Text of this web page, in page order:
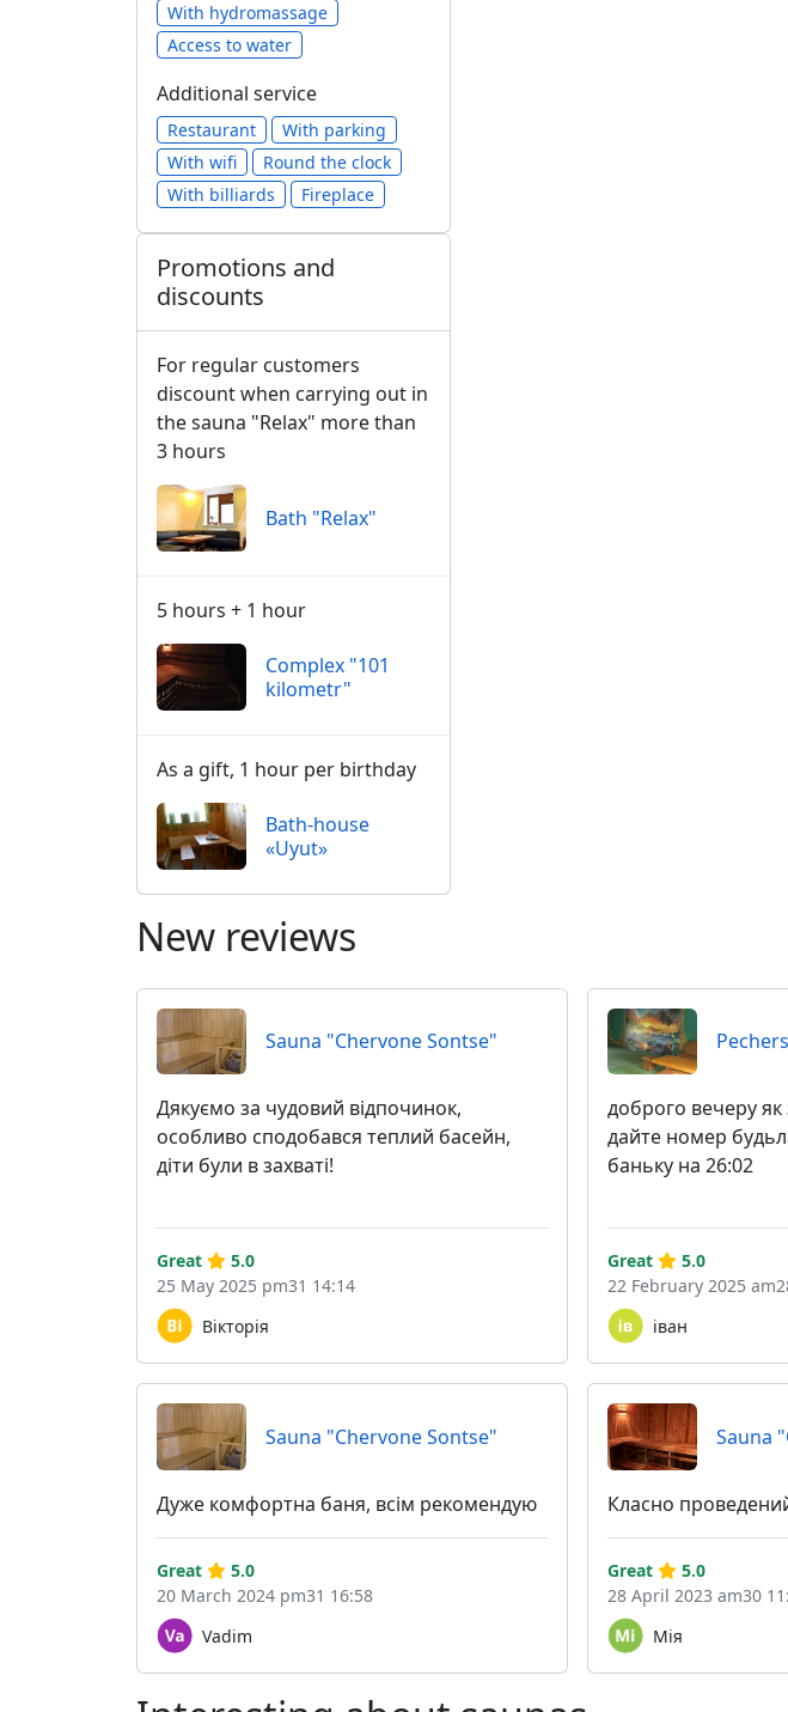
With hydromassage
Access to water
Additional service
Restaurant
With parking
With wifi
Round the clock
With billiards
Fireplace
Promotions and
discounts
For regular customers
discount when carrying out in
the sauna "Relax" more than
3 hours
Bath "Relax"
5 hours + 1 hour
Сomplex "101
kilometr"
As a gift, 1 hour per birthday
Bath-house
«Uyut»
New reviews
Sauna "Chervone Sontse"
Дякуємо за чудовий відпочинок,
особливо сподобався теплий басейн,
діти були в захваті!
Вікторія
Great
5.0
25 May 2025 pm31 14:14
доброго вечеру як
дайте номер
баньку на 26:02
іван
Great
5.0
22 February 2025
Sauna "Chervone Sontse"
Дуже комфортна баня, всім рекомендую
Vadim
Great
5.0
20 March 2024 pm31 16:58
Sauna
Класно
Мія
Great
5.0
28 April 2023 am30